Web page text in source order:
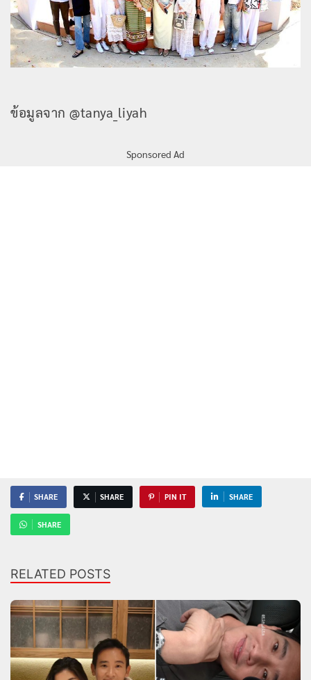
ข้อมูลจาก @tanya_liyah
Sponsored Ad
SHARE SHARE PIN IT SHARE
SHARE
RELATED POSTS